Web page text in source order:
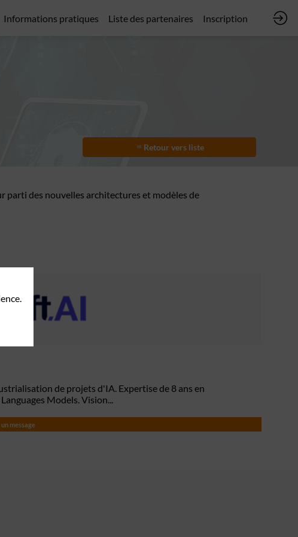
Informations pratiques Liste des partenaires Inscription
Retour vers liste
parti des nouvelles architectures et modèles de
de projets d'IA. Expertise de 8 ans en
Models. Vision...
message